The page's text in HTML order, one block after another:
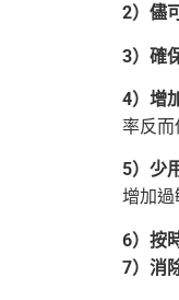
2）儘
3）確
4）增
率反而
5）少
增加過
6）按
7）消